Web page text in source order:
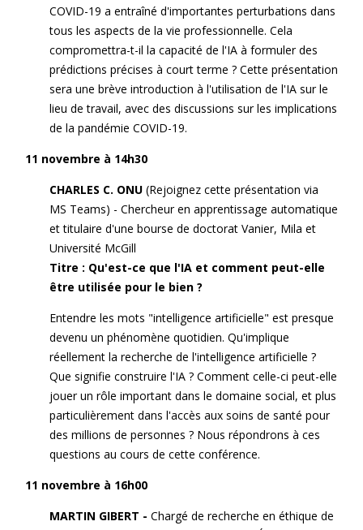
COVID-19 a entraîné d'importantes perturbations dans
tous les aspects de la vie professionnelle. Cela
compromettra-t-il la capacité de l'IA à formuler des
prédictions précises à court terme ? Cette présentation
sera une brève introduction à l'utilisation de l'IA sur le
lieu de travail, avec des discussions sur les implications
de la pandémie COVID-19.
11 novembre à 14h30
CHARLES C. ONU(Rejoignez cette présentation via
MS Teams) - Chercheur en apprentissage automatique
et titulaire d'une bourse de doctorat Vanier, Mila et
Université McGill
Titre : Qu'est-ce que l'IA et comment peut-elle
être utilisée pour le bien ?
Entendre les mots "intelligence artificielle" est presque
devenu un phénomène quotidien. Qu'implique
réellement la recherche de l'intelligence artificielle ?
Que signifie construire l'IA ? Comment celle-ci peut-elle
jouer un rôle important dans le domaine social, et plus
particulièrement dans l'accès aux soins de santé pour
des millions de personnes ? Nous répondrons à ces
questions au cours de cette conférence.
11 novembre à 16h00
MARTIN GIBERT - Chargé de recherche en éthique de